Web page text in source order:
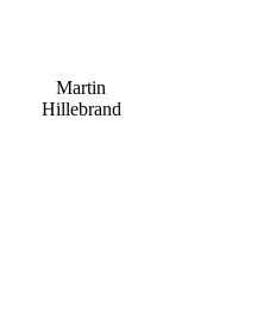
Martin
Hillebrand